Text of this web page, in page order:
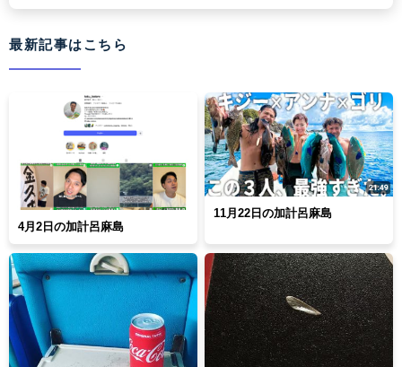
最新記事はこちら
4月2日の加計呂麻島
11月22日の加計呂麻島